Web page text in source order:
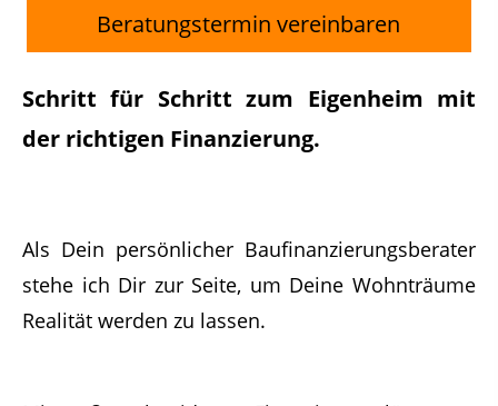
Beratungstermin vereinbaren
Schritt für Schritt zum Eigenheim mit
der richtigen Finanzierung.
Als Dein persönlicher Baufinanzierungsberater
stehe ich Dir zur Seite, um Deine Wohnträume
Realität werden zu lassen.